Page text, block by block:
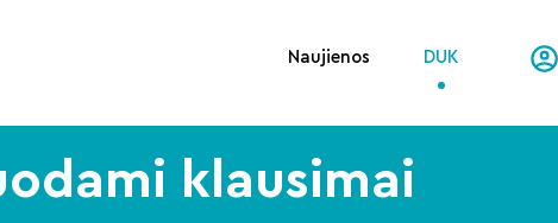
Naujienos DUK
klausimai